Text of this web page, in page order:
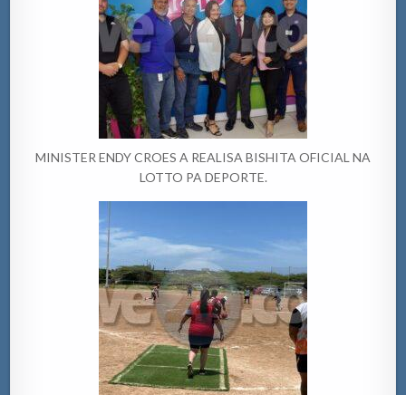
MINISTER ENDY CROES A REALISA BISHITA OFICIAL NA
LOTTO PA DEPORTE.